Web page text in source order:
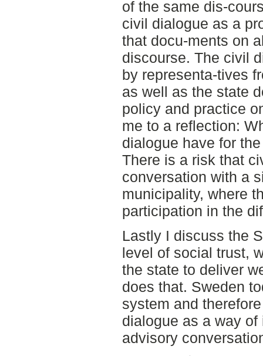
of the same dis-
civil dialogue as a
that docu-ments on
discourse. The civil
by representa-tives
as well as the state
policy and practice
me to a reflection:
dialogue have for
There is a risk that
conversation with a
municipality, where
participation in the
Lastly I discuss the
level of social trust,
the state to deliver
does that. Sweden
system and
dialogue as a way
advisory